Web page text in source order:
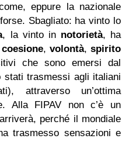
eppure la nazionale
Sbagliato: ha vinto lo
, la vinto in notorietà, ha
coesione, volontà, spirito
che sono emersi dal
stati trasmessi agli italiani
attraverso un’ottima
Alla FIPAV non c’è un
perché il mondiale
trasmesso sensazioni e